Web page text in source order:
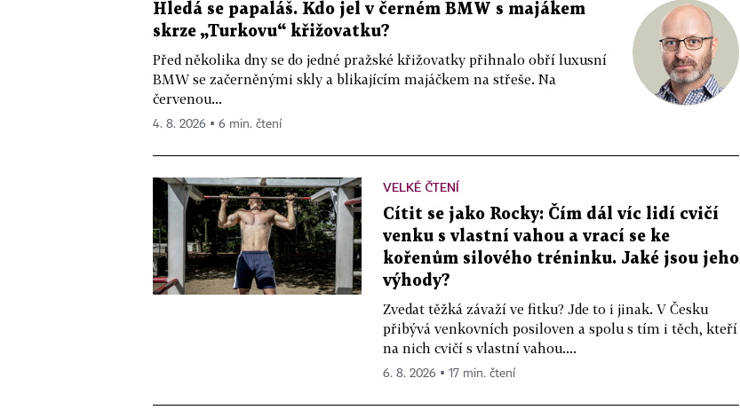
Hledá se papaláš. Kdo jel v černém BMW s majákem
skrze „Turkovu“ křižovatku?
Před několika dny se do jedné pražské křižovatky přihnalo obří luxusní
BMW se začerněnými skly a blikajícím majáčkem na střeše. Na
červenou...
4. 8. 2026 ▪ 6 min. čtení
VELKÉ ČTENÍ
Cítit se jako Rocky: Čím dál víc lidí cvičí
venku s vlastní vahou a vrací se ke
kořenům silového tréninku. Jaké jsou jeho
výhody?
Zvedat těžká závaží ve fitku? Jde to i jinak. V Česku
přibývá venkovních posiloven a spolu s tím i těch, kteří
na nich cvičí s vlastní vahou....
6. 8. 2026 ▪ 17 min. čtení